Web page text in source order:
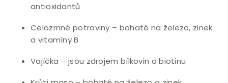
antioxidantů
Celozrnné potraviny – bohaté na železo, zinek
a vitamíny B
Vajíčka – jsou zdrojem bílkovin a biotinu